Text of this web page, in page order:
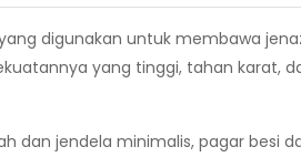
digunakan untuk membawa
yang tinggi, tahan karat,
jendela minimalis, pagar besi